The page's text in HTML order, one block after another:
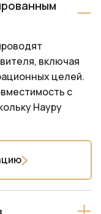
включая
целей.
с
Науру